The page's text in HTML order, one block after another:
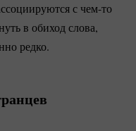
счем-то
в обиход слова,
редко.